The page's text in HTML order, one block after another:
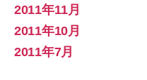
2011年11月
2011年10月
2011年7月